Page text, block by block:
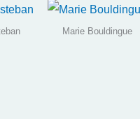
Marie Bouldingue